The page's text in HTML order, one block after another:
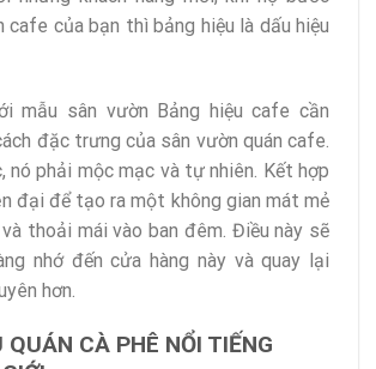
cafe của bạn thì bảng hiệu là dấu hiệu
mẫu sân vườn Bảng hiệu cafe cần
đặc trưng của sân vườn quán cafe.
nó phải mộc mạc và tự nhiên. Kết hợp
đại để tạo ra một không gian mát mẻ
thoải mái vào ban đêm. Điều này sẽ
nhớ đến cửa hàng này và quay lại
hơn.
QUÁN CÀ PHÊ NỔI TIẾNG